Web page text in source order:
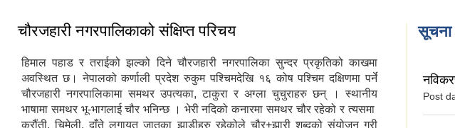
चौरजहारी नगरपालिकाको संक्षिप्त परिचय
हिमाल पहाड र तराईको झल्को दिने चौरजहारी नगरपालिका सुन्दर प्रकृतिको काखमा
अवस्थित छ। नेपालको कर्णाली प्रदेश रुकुम पश्चिमदेखि १६ कोष पश्चिम दक्षिणमा पर्ने
चौरजहारी नगरपालिकामा समथर उपत्यका, टाकुरा र अग्ला चुचुराहरु छन् । स्थानीय
भाषामा समथर भू-भागलाई चौर भनिन्छ । भेरी नदिको कनारमा समथर चौर रहेको र त्यसमा
करौंती, चिमेली, दाँते लगायत जातका झाडीहरु रहेकोले चौर+झारी शब्दको संयोजन गरी
सूचना
Post